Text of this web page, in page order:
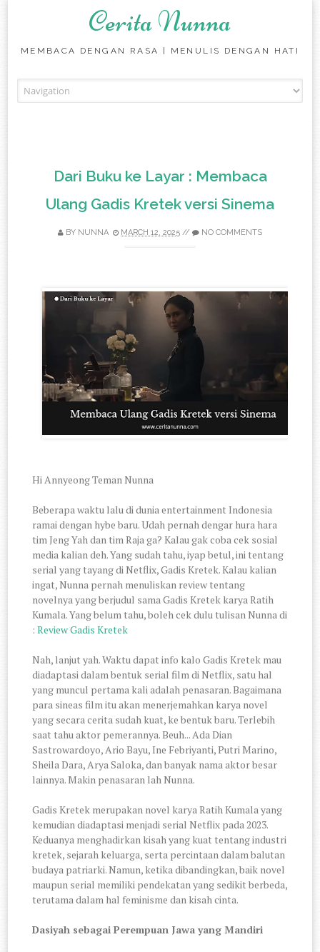
Cerita Nunna
MEMBACA DENGAN RASA | MENULIS DENGAN HATI
Dari Buku ke Layar : Membaca
Ulang Gadis Kretek versi Sinema
BY NUNNA MARCH 12, 2025 // NO COMMENTS
Hi Annyeong Teman Nunna
Beberapa waktu lalu di dunia entertainment Indonesia
ramai dengan hybe baru. Udah pernah dengar hura hara
tim Jeng Yah dan tim Raja ga? Kalau gak coba cek sosial
media kalian deh. Yang sudah tahu, iyap betul, ini tentang
serial yang tayang di Netflix, Gadis Kretek. Kalau kalian
ingat, Nunna pernah menuliskan review tentang
novelnya yang berjudul sama Gadis Kretek karya Ratih
Kumala. Yang belum tahu, boleh cek dulu tulisan Nunna di
:Review Gadis Kretek
Nah, lanjut yah. Waktu dapat info kalo Gadis Kretek mau
diadaptasi dalam bentuk serial film di Netflix, satu hal
yang muncul pertama kali adalah penasaran. Bagaimana
para sineas film itu akan menerjemahkan karya novel
yang secara cerita sudah kuat, ke bentuk baru. Terlebih
saat tahu aktor pemerannya. Beuh... Ada Dian
Sastrowardoyo, Ario Bayu, Ine Febriyanti, Putri Marino,
Sheila Dara, Arya Saloka, dan banyak nama aktor besar
lainnya. Makin penasaran lah Nunna.
Gadis Kretek merupakan novel karya Ratih Kumala yang
kemudian diadaptasi menjadi serial Netflix pada 2023.
Keduanya menghadirkan kisah yang kuat tentang industri
kretek, sejarah keluarga, serta percintaan dalam balutan
budaya patriarki. Namun, ketika dibandingkan, baik novel
maupun serial memiliki pendekatan yang sedikit berbeda,
terutama dalam hal feminisme dan kisah cinta.
Dasiyah sebagai Perempuan Jawa yang Mandiri